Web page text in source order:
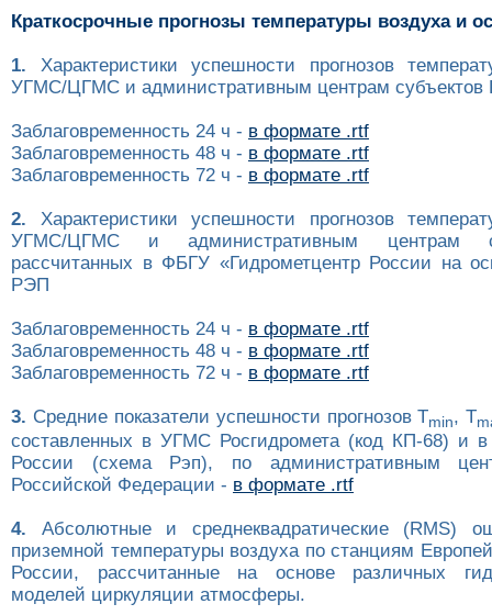
Краткосрочные прогнозы температуры воздуха и
1. Характеристики успешности прогнозов
УГМС/ЦГМС и административным центрам субъектов
Заблаговременность 24 ч - в формате .rtf
Заблаговременность 48 ч - в формате .rtf
Заблаговременность 72 ч - в формате .rtf
2. Характеристики успешности прогнозов
УГМС/ЦГМС и административным центрам
рассчитанных в ФБГУ «Гидрометцентр России на
РЭП
Заблаговременность 24 ч - в формате .rtf
Заблаговременность 48 ч - в формате .rtf
Заблаговременность 72 ч - в формате .rtf
3. Средние показатели успешности прогнозов Tmin, T
составленных в УГМС Росгидромета (код КП-68) и в
России (схема Рэп), по административным
Российской Федерации - в формате .rtf
4. Абсолютные и среднеквадратические (RMS)
приземной температуры воздуха по станциям
России, рассчитанные на основе различных
моделей циркуляции атмосферы.